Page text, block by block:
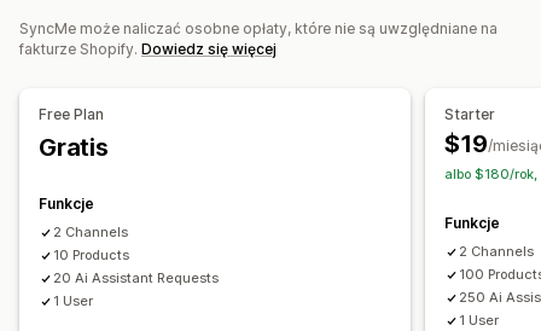
Niestandardowe
Niestandardowe powiadomienia
Raporty o błędach
Raporty archiwalne
Import i eksport danych
Wskaźniki dotyczące wydajności
Status w czasie rzeczywistym
Szczegółowe dzienniki
SyncMe może naliczać osobne opłaty, które nie są uwzględniane na
fakturze Shopify. Dowiedz się więcej
Free Plan
Gratis
Funkcje
2 Channels
10 Products
20 Ai Assistant Requests
1 User
Starter
$19/
albo $180/rok,
Funkcje
2 Channels
100
250 Ai
1 User